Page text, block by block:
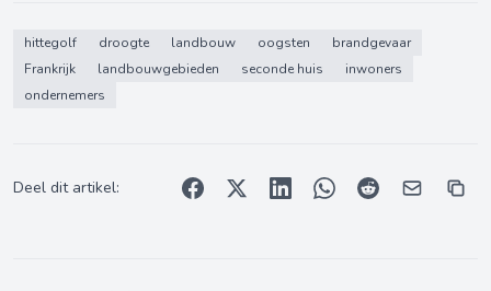
hittegolf droogte landbouw oogsten
brandgevaar
Frankrijk
landbouwgebieden seconde huis
inwoners
ondernemers
Deel dit artikel: